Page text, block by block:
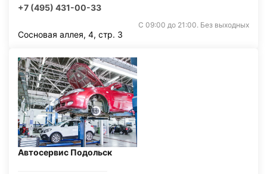
+7 (495) 431-00-33
С 09:00 до 21:00. Без выходных
Сосновая аллея, 4, стр. 3
Автосервис Подольск